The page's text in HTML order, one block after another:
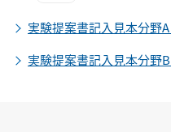
実験提案書記入見本分野A
実験提案書記入見本分野B